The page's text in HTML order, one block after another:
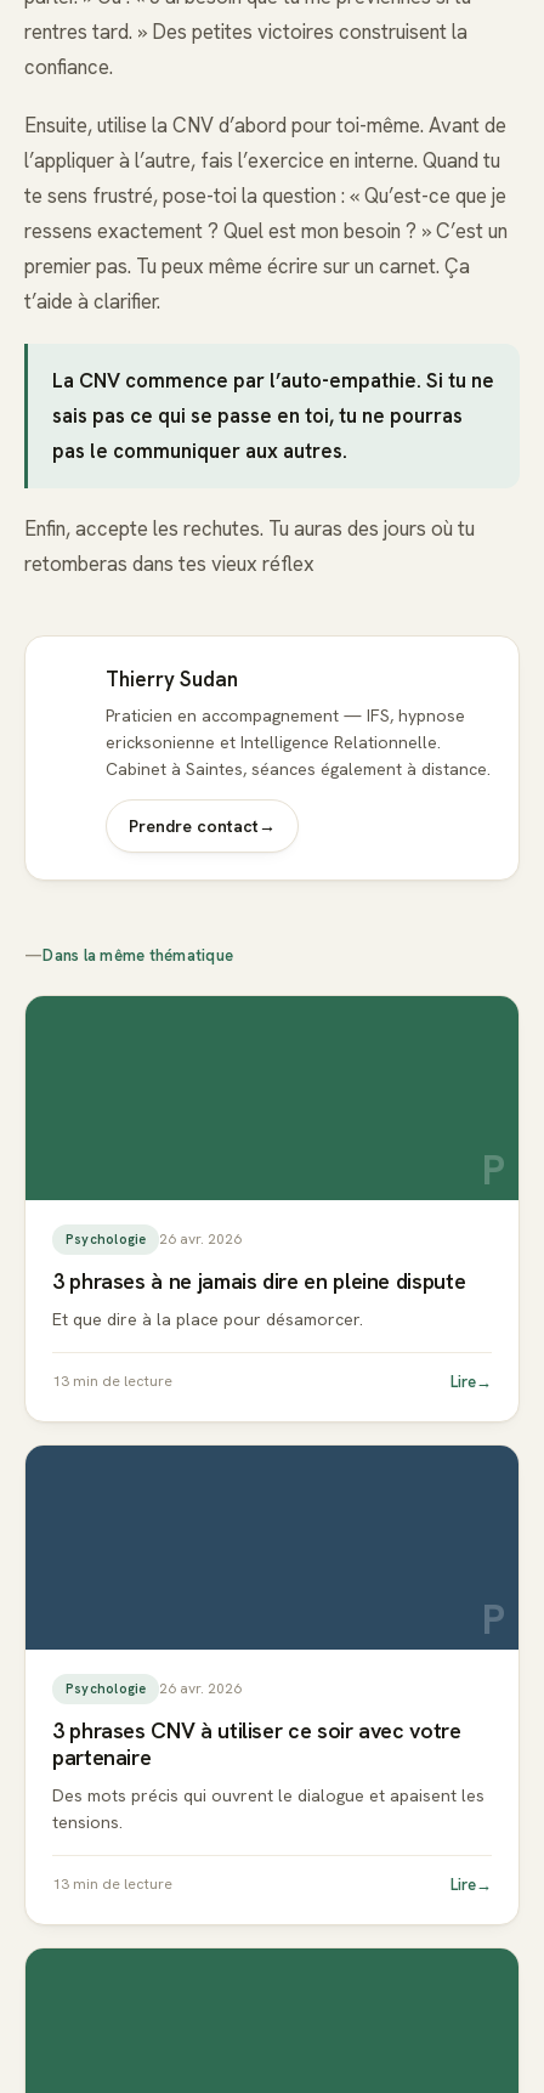
rentres tard. » Des petites victoires construisent la
confiance.
Ensuite, utilise la CNV d’abord pour toi-même. Avant de
l’appliquer à l’autre, fais l’exercice en interne. Quand tu
te sens frustré, pose-toi la question : « Qu’est-ce que je
ressens exactement ? Quel est mon besoin ? » C’est un
premier pas. Tu peux même écrire sur un carnet. Ça
t’aide à clarifier.
La CNV commence par l’auto-empathie. Si tu ne
sais pas ce qui se passe en toi, tu ne pourras
pas le communiquer aux autres.
Enfin, accepte les rechutes. Tu auras des jours où tu
retomberas dans tes vieux réflex
Thierry Sudan
Praticien en accompagnement — IFS, hypnose
ericksonienne et Intelligence Relationnelle.
Cabinet à Saintes, séances également à distance.
Prendre contact→
—Dans la même thématique
P
Psychologie 26 avr. 2026
3 phrases à ne jamais dire en pleine dispute
Et que dire à la place pour désamorcer.
13 min de lecture Lire→
P
Psychologie 26 avr. 2026
3 phrases CNV à utiliser ce soir avec votre
partenaire
Des mots précis qui ouvrent le dialogue et apaisent les
tensions.
13 min de lecture Lire→